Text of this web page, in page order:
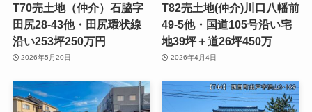
T70売土地（仲介）石脇字
田尻28-43他・田尻環状線
沿い253坪250万円
2026年5月20日
T82売土地(仲介)川口八幡前
49-5他・国道105号沿い宅
地39坪＋道26坪450万
2026年4月4日